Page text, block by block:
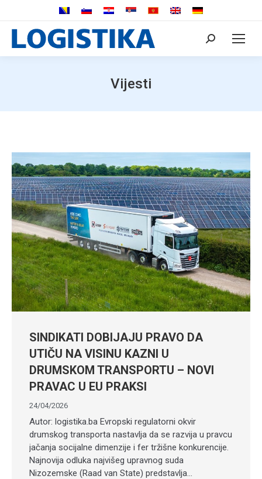
Search:
Vijesti
SINDIKATI DOBIJAJU PRAVO DA
UTIČU NA VISINU KAZNI U
DRUMSKOM TRANSPORTU – NOVI
PRAVAC U EU PRAKSI
24/04/2026
Autor: logistika.ba Evropski regulatorni okvir
drumskog transporta nastavlja da se razvija u pravcu
jačanja socijalne dimenzije i fer tržišne konkurencije.
Najnovija odluka najvišeg upravnog suda
Nizozemske (Raad van State) predstavlja…